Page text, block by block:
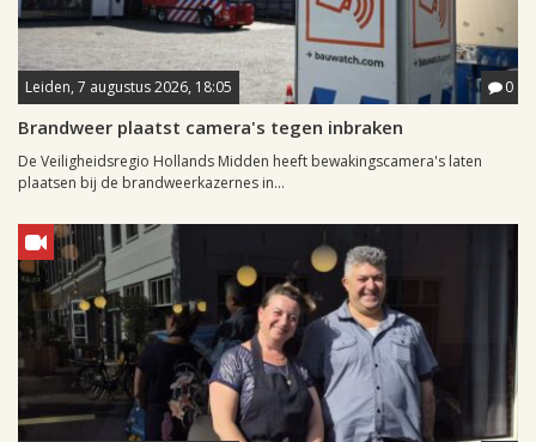
Leiden, 7 augustus 2026, 18:05 0
Brandweer plaatst camera's tegen inbraken
De Veiligheidsregio Hollands Midden heeft bewakingscamera's laten
plaatsen bij de brandweerkazernes in...